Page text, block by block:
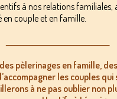
à nos relations
en couple et en famille.
pèlerinages en famille,
les couples
à ne pas oublier non